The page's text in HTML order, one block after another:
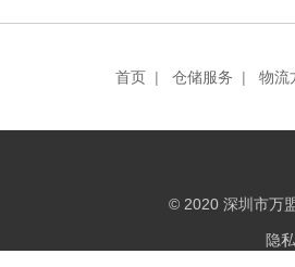
首页 | 仓储服务 | 物流
© 2020 深圳市万
隐